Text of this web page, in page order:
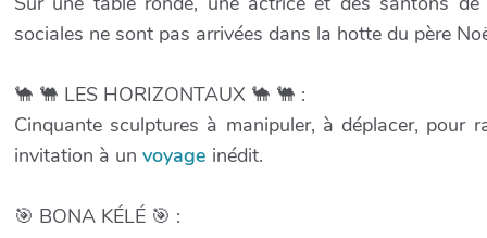
sociales ne sont pas arrivées dans la hotte du père
🐪 🐫 LES HORIZONTAUX 🐪 🐫 :
Cinquante sculptures à manipuler, à déplacer, pour
invitation à un voyage inédit.
🎯 BONA KÉLÉ 🎯 :